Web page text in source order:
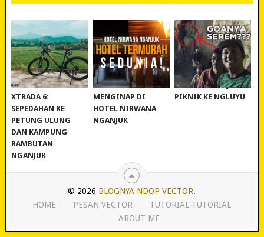
REVIEW POLYGON
XTRADA 6:
SEPEDAHAN KE
PETUNG ULUNG
DAN KAMPUNG
RAMBUTAN
NGANJUK
MURAH BANGET!
MENGINAP DI
HOTEL NIRWANA
NGANJUK
WISATA NGANJUK:
PIKNIK KE NGLUYU
© 2026 BLOGNYA NDOP VECTOR.
HOME
PESAN VECTOR
TUTORIAL-TUTORIAL
ABOUT ME